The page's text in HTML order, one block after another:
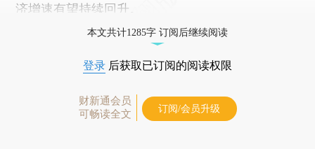
济增速有望持续回升。
本文共计1285字 订阅后继续阅读
登录 后获取已订阅的阅读权限
财新通会员
可畅读全文
订阅/会员升级